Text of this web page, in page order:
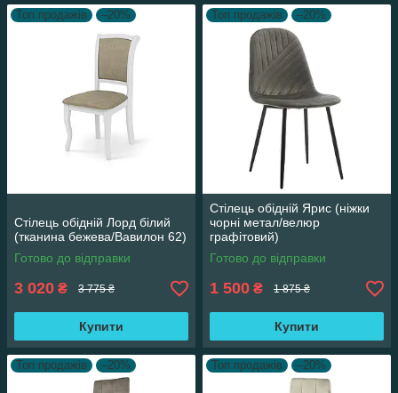
Топ продажів –20%
Стілець обідній Лорд білий
(тканина бежева/Вавилон 62)
Готово до відправки
3 020 ₴ 3 775 ₴
Купити
Топ продажів –20%
Стілець обідній Ярис (ніжки
чорні метал/велюр
графітовий)
Готово до відправки
1 500 ₴ 1 875 ₴
Купити
Топ продажів –20% Топ продажів –20%